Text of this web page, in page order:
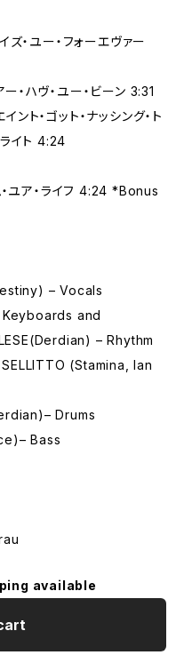
・ユー・フォーエヴァー
ハヴ・ユー・ビーン 3:31
・ゴット・ナッシング・ト
イト 4:24
ユア・ライフ 4:24 *Bonus
– Vocals
Keyboards and
– Rhythm
(Stamina, Ian
Drums
Bass
available